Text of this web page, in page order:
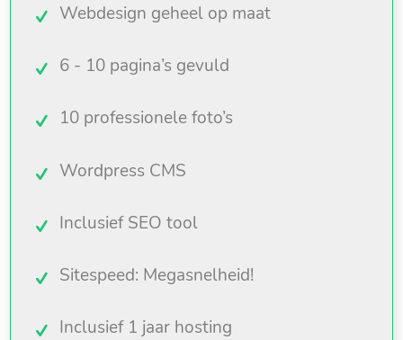
Webdesign geheel op maat
6 - 10 pagina’s gevuld
10 professionele foto’s
Wordpress CMS
Inclusief SEO tool
Sitespeed: Megasnelheid!
Inclusief 1 jaar hosting